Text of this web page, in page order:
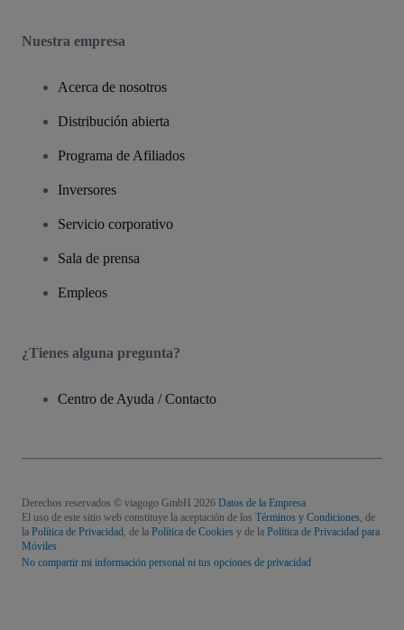
Nuestra empresa
Acerca de nosotros
Distribución abierta
Programa de Afiliados
Inversores
Servicio corporativo
Sala de prensa
Empleos
¿Tienes alguna pregunta?
Centro de Ayuda / Contacto
Derechos reservados © viagogo GmbH 2026 Datos de la Empresa
El uso de este sitio web constituye la aceptación de los Términos y Condiciones, de
la Política de Privacidad, de la Política de Cookies y de la Política de Privacidad para
Móviles
No compartir mi información personal ni tus opciones de privacidad